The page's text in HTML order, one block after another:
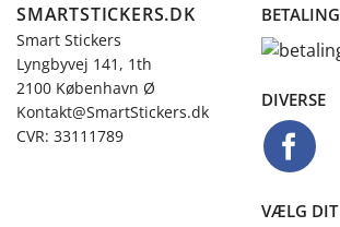
SMARTSTICKERS.DK
Smart Stickers
Lyngbyvej 141, 1th
2100 København Ø
Kontakt@SmartStickers.dk
CVR: 33111789
DIVERSE
VÆLG DIT